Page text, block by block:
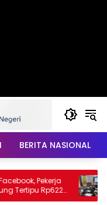
BERITA NASIONAL
Pekerja
Rp622
Tak
Soal